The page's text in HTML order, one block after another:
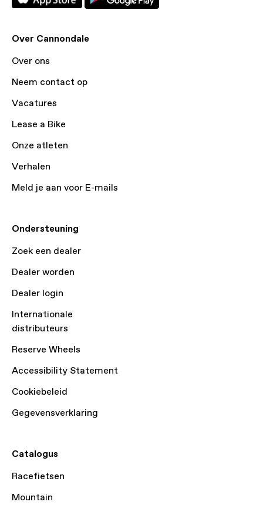
Over Cannondale
Over ons
Neem contact op
Vacatures
Lease a Bike
Onze atleten
Verhalen
Meld je aan voor E-mails
Ondersteuning
Zoek een dealer
Dealer worden
Dealer login
Internationale
distributeurs
Reserve Wheels
Accessibility Statement
Cookiebeleid
Gegevensverklaring
Catalogus
Racefietsen
Mountain